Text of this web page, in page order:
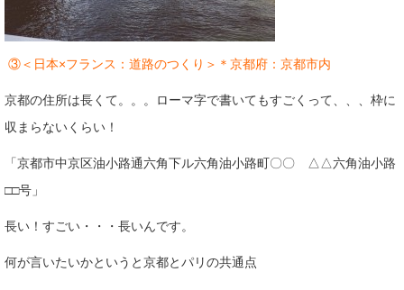
③＜日本×フランス：道路のつくり＞＊京都府：京都市内
京都の住所は長くて。。。ローマ字で書いてもすごくって、、、枠に
収まらないくらい！
「京都市中京区油小路通六角下ル六角油小路町〇〇 △△六角油小路
□□号」
長い！すごい・・・長いんです。
何が言いたいかというと京都とパリの共通点